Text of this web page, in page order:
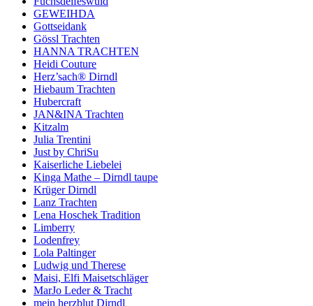
GEWEIHDA
Gottseidank
Gössl Trachten
HANNA TRACHTEN
Heidi Couture
Herz’sach® Dirndl
Hiebaum Trachten
Hubercraft
JAN&INA Trachten
Kitzalm
Julia Trentini
Just by ChriSu
Kaiserliche Liebelei
Kinga Mathe – Dirndl taupe
Krüger Dirndl
Lanz Trachten
Lena Hoschek Tradition
Limberry
Lodenfrey
Lola Paltinger
Ludwig und Therese
Maisi, Elfi Maisetschläger
MarJo Leder & Tracht
mein herzblut Dirndl